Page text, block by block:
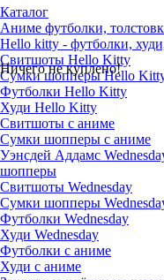
Ничего не куплено!
Каталог
Аниме футболки,
Hello kitty - футболки,
Свитшоты Hello Kitty
Сумки шопперы Hello
Футболки Hello Kitty
Худи Hello Kitty
Свитшоты с аниме
Сумки шопперы с аниме
Уэнсдей Аддамс
шопперы
Свитшоты Wednesday
Сумки шопперы
Футболки Wednesday
Худи Wednesday
Футболки с аниме
Худи с аниме